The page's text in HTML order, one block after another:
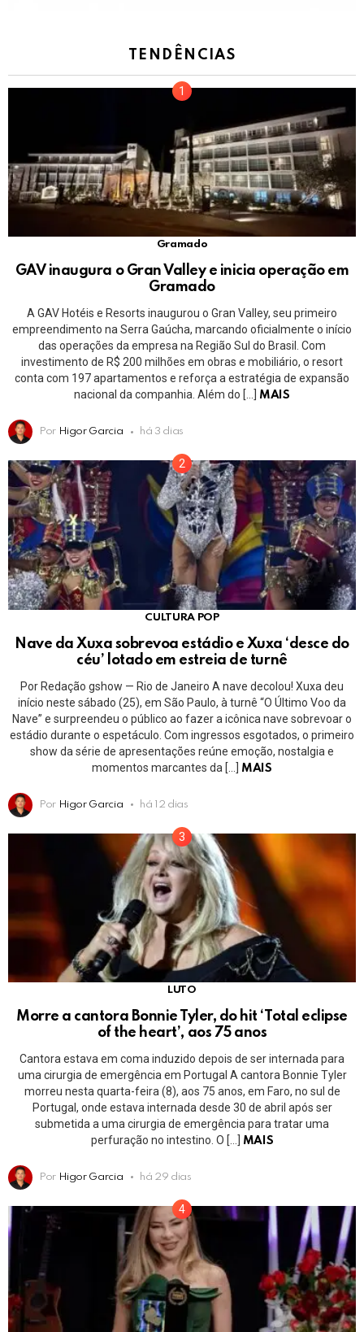
TENDÊNCIAS
Gramado
GAV inaugura o Gran Valley e inicia operação em
Gramado
A GAV Hotéis e Resorts inaugurou o Gran Valley, seu primeiro
empreendimento na Serra Gaúcha, marcando oficialmente o início
das operações da empresa na Região Sul do Brasil. Com
investimento de R$ 200 milhões em obras e mobiliário, o resort
conta com 197 apartamentos e reforça a estratégia de expansão
nacional da companhia. Além do […]
MAIS
Por Higor Garcia há 3 dias
CULTURA POP
Nave da Xuxa sobrevoa estádio e Xuxa ‘desce do
céu’ lotado em estreia de turnê
Por Redação gshow — Rio de Janeiro A nave decolou! Xuxa deu
início neste sábado (25), em São Paulo, à turnê “O Último Voo da
Nave” e surpreendeu o público ao fazer a icônica nave sobrevoar o
estádio durante o espetáculo. Com ingressos esgotados, o primeiro
show da série de apresentações reúne emoção, nostalgia e
momentos marcantes da […]
MAIS
Por Higor Garcia há 12 dias
LUTO
Morre a cantora Bonnie Tyler, do hit ‘Total eclipse
of the heart’, aos 75 anos
Cantora estava em coma induzido depois de ser internada para
uma cirurgia de emergência em Portugal A cantora Bonnie Tyler
morreu nesta quarta-feira (8), aos 75 anos, em Faro, no sul de
Portugal, onde estava internada desde 30 de abril após ser
submetida a uma cirurgia de emergência para tratar uma
perfuração no intestino. O […]
MAIS
Por Higor Garcia há 29 dias